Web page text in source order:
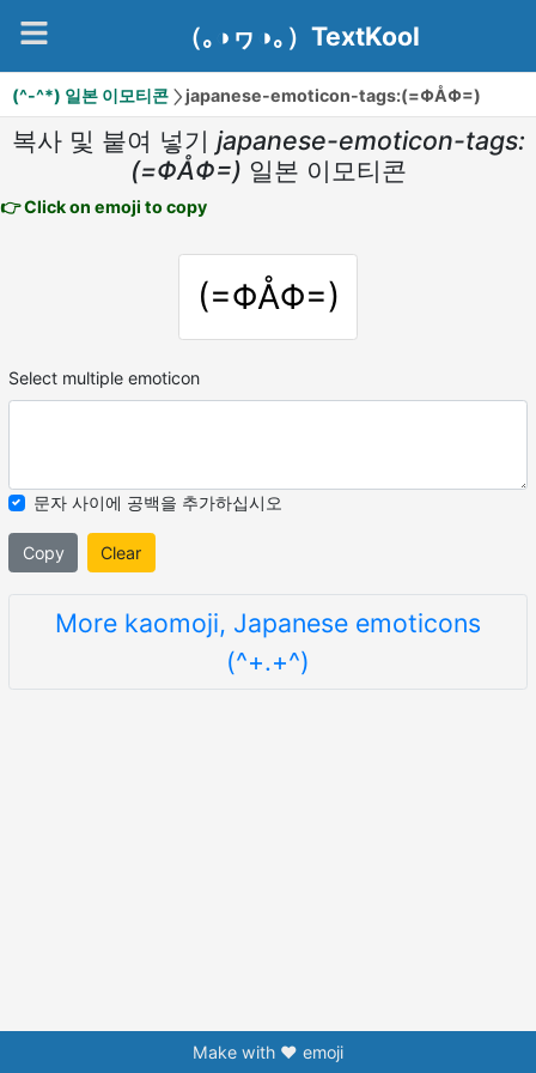
（｡◑ヮ◑｡）TextKool
(^-^*) 일본 이모티콘 japanese-emoticon-tags:(=ΦÅΦ=)
복사 및 붙여 넣기 japanese-emoticon-tags:
(=ΦÅΦ=) 일본 이모티콘
👉 Click on emoji to copy
(=ΦÅΦ=)
Select multiple emoticon
문자 사이에 공백을 추가하십시오
Copy Clear
More kaomoji, Japanese emoticons
(^+.+^)
Make with ❤️ emoji